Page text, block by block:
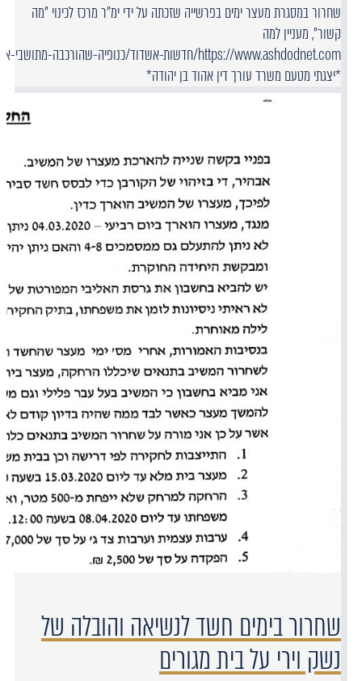
שחרור במסגרת מעצר ימים בפרשייה שזכתה על ידי ימ"ר מרכז לכינוי "מה
קשור", מעניין למה
*יצגתי מטעם משרד עורך דין אהוד בן יהודה*
שחרור בימים חשד לנשיאה והובלה של
נשק וירי על בית מגורים